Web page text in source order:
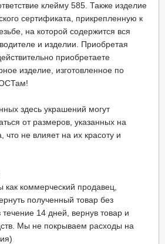
клейму 585. Также изделие
сертификата, прикрепленную к
на которой содержится вся
и изделии. Приобретая
приобретаете
изделие, изготовленное по
здесь украшений могут
от размеров, указанных на
что не влияет на их красоту и
как коммерческий продавец,
полученный товар без
14 дней, вернув товар и
Мы не покрываем расходы на